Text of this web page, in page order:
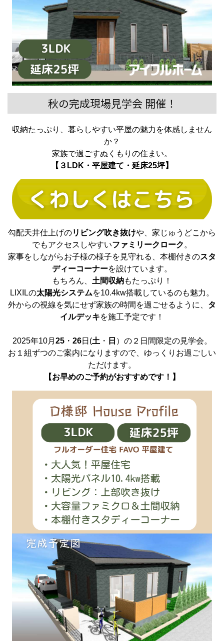
秋の完成現場見学会 開催！
収納たっぷり、暮らしやすい平屋の魅力を体感しません
か？
家族で過ごすぬくもりの住まい。
【３LDK・平屋建て・延床25坪】
勾配天井仕上げのリビング吹き抜けや、家じゅうどこから
でもアクセスしやすいファミリークローク 。
家事をしながらお子様の様子を見守れる、本棚付きのスタ
ディーコーナーを設けています。
もちろん、 土間収納もたっぷり！
LIXILの太陽光システムを10.4kw搭載しているのも魅力。
外からの視線を気にせず家族の時間を過ごせるように、 タ
イルデッキを施工予定です！
2025年10月 25・ 26日(土 ・ 日 ）の２日間限定の見学会。
お１組ずつのご案内になりますので、ゆっくりお過ごしい
ただけます。
【お早めのご予約がおすすめです！】